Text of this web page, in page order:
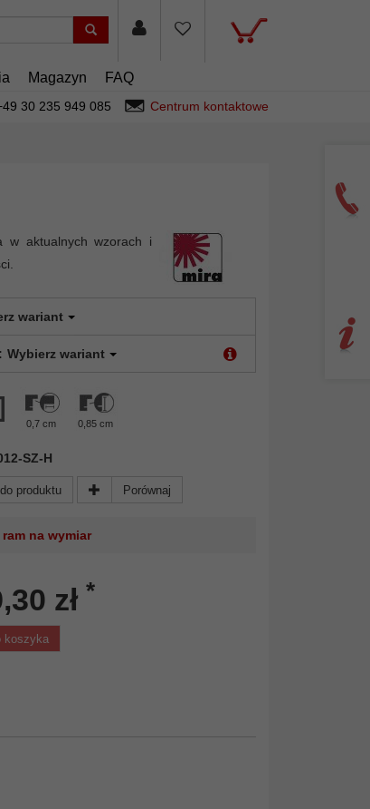
Magazyn FAQ
30 235 949 085 Centrum kontaktowe
w aktualnych wzorach i
wariant
Wybierz wariant
0,7 cm 0,85 cm
SZ-H
produktu Porównaj
na wymiar
zł *
koszyka